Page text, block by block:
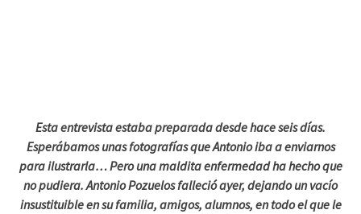
Esta entrevista estaba preparada desde hace seis días.
Esperábamos unas fotografías que Antonio iba a enviarnos
para ilustrarla… Pero una maldita enfermedad ha hecho que
no pudiera. Antonio Pozuelos falleció ayer, dejando un vacío
insustituible en su familia, amigos, alumnos, en todo el que le